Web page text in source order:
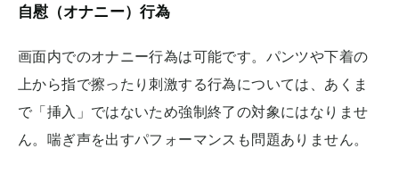
自慰（オナニー）行為
画面内でのオナニー行為は可能です。パンツや下着の
上から指で擦ったり刺激する行為については、あくま
で「挿入」ではないため強制終了の対象にはなりませ
ん。喘ぎ声を出すパフォーマンスも問題ありません。